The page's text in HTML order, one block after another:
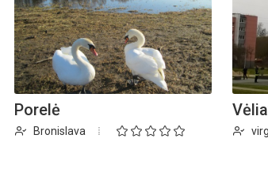
Porelė
Bronislava